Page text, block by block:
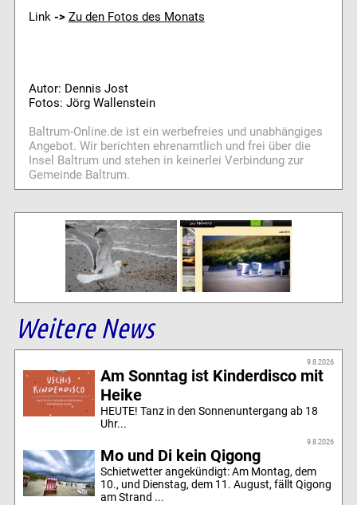
Link -> Zu den Fotos des Monats
Autor: Dennis Jost
Fotos: Jörg Wallenstein
Baltrum-Online.de ist ein werbefreies und unabhängiges
Angebot. Wir berichten ehrenamtlich und frei über die
Insel Baltrum und stehen in keinerlei Verbindung zur
Gemeinde Baltrum.
Weitere News
9.8.2026
Am Sonntag ist Kinderdisco mit
Heike
HEUTE! Tanz in den Sonnenuntergang ab 18
Uhr...
9.8.2026
Mo und Di kein Qigong
Schietwetter angekündigt: Am Montag, dem
10., und Dienstag, dem 11. August, fällt Qigong
am Strand ...